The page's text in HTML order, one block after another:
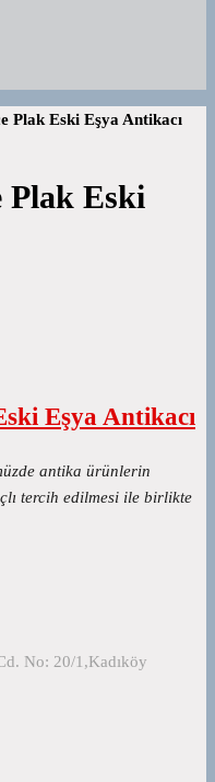
Plak Eski Eşya Antikacı
Plak Eski
Eşya Antikacı
antika ürünlerin
tercih edilmesi ile birlikte
No: 20/1,Kadıköy